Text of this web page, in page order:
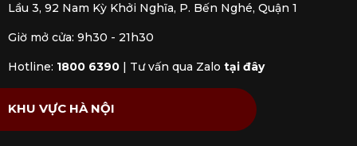
Lầu 3, 92 Nam Kỳ Khởi Nghĩa, P. Bến Nghé, Quận 1
Giờ mở cửa: 9h30 - 21h30
Hotline: 1800 6390 Tư vấn qua Zalo tại đây
KHU VỰC HÀ NỘI